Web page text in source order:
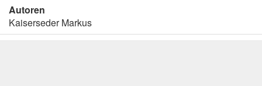
Autoren
Kaiserseder Markus